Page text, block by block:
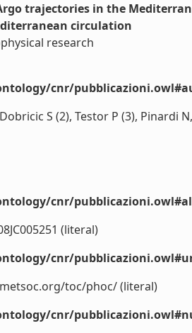
trajectories in the
circulation
research
cnr/
S (2), Testor P (3), Pinardi
cnr/
(literal)
cnr/
toc/phoc/ (literal)
cnr/